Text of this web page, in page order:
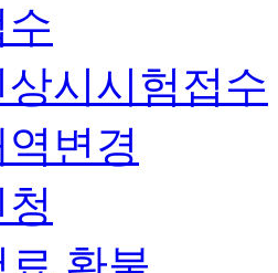
시시험접수
변경